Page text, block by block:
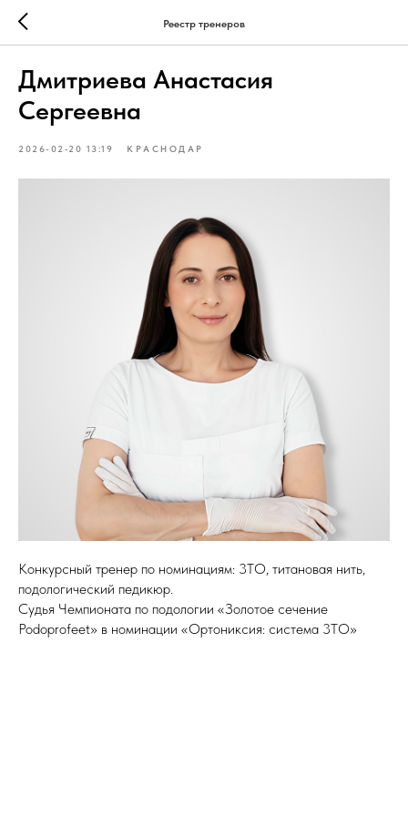
Реестр тренеров
Дмитриева Анастасия
Сергеевна
2026-02-20 13:19 КРАСНОДАР
Конкурсный тренер по номинациям: 3ТО, титановая нить,
подологический педикюр.
Судья Чемпионата по подологии «Золотое сечение
Podoprofeet» в номинации «Ортониксия: система 3ТО»